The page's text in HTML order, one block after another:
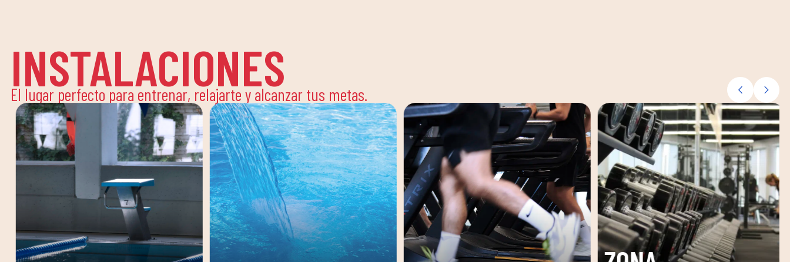
INSTALACIONES
El lugar perfecto para entrenar, relajarte y alcanzar tus metas.